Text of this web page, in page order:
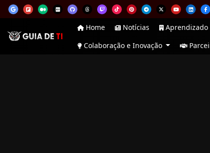
Home
Notícias Aprendizado
Colaboração e Inovação